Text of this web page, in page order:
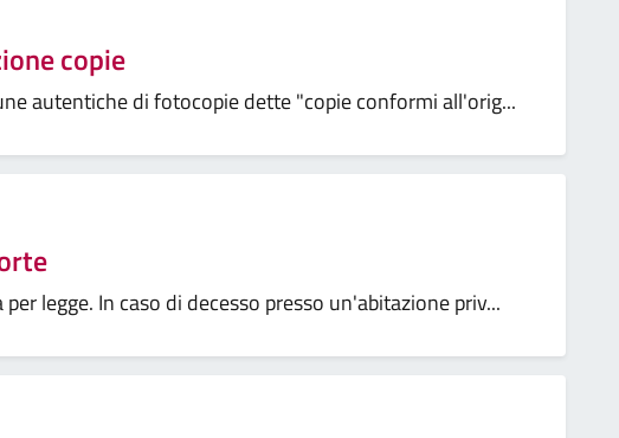
copie
autentiche di fotocopie dette "copie conformi all'orig...
legge. In caso di decesso presso un'abitazione priv...